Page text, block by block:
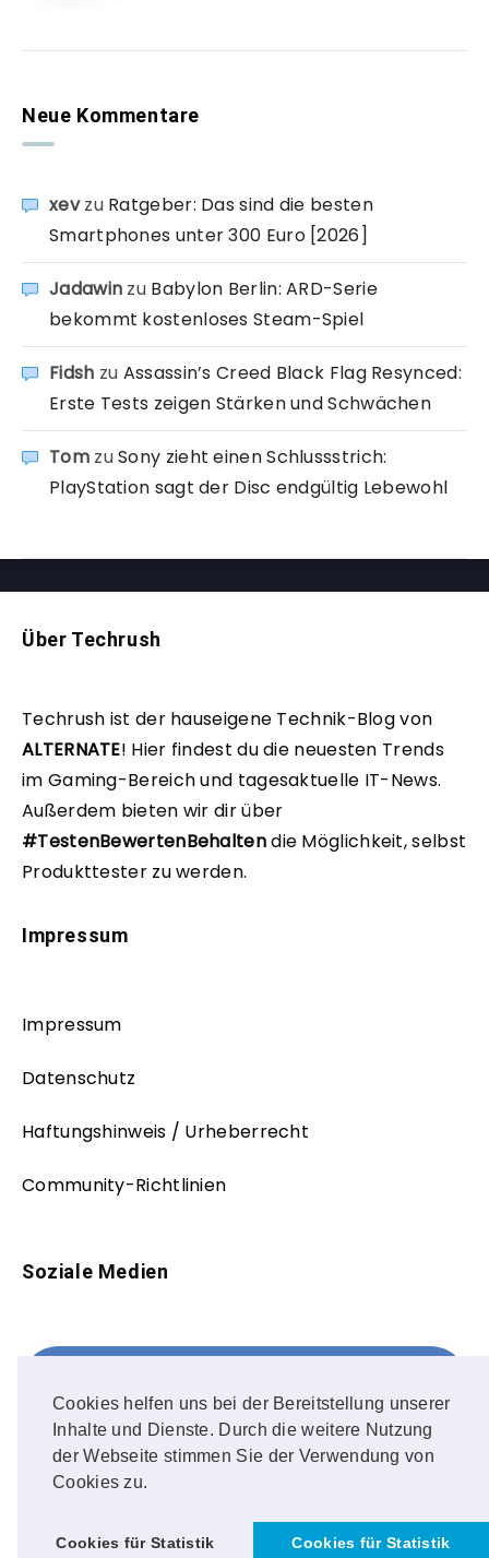
Cookies helfen uns bei der Bereitstellung unserer
Inhalte und Dienste. Durch die weitere Nutzung
der Webseite stimmen Sie der Verwendung von
Cookies zu.
Cookies für Statistik Cookies für Statistik
Neue Kommentare
xevzu Ratgeber: Das sind die besten
Smartphones unter 300 Euro [2026]
Jadawin zu Babylon Berlin: ARD-Serie
bekommt kostenloses Steam-Spiel
Fidsh zu Assassin’s Creed Black Flag Resynced:
Erste Tests zeigen Stärken und Schwächen
TomzuSony zieht einen Schlussstrich:
PlayStation sagt der Disc endgültig Lebewohl
Über Techrush
Techrush ist der hauseigene Technik-Blog von
ALTERNATE! Hier findest du die neuesten Trends
im Gaming-Bereich und tagesaktuelle IT-News.
Außerdem bieten wir dir über
#TestenBewertenBehaltendie Möglichkeit, selbst
Produkttester zu werden.
Impressum
Impressum
Datenschutz
Haftungshinweis / Urheberrecht
Community-Richtlinien
Soziale Medien
FOLLOW ME!
Instagram
OUR PHOTOS!